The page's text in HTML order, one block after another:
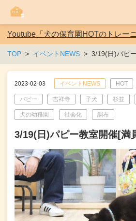
Youtube「犬の保育園HOTのトレー
TOP イベントNEWS 3/19(日)パピ
2023-02-03 イベントNEWS HOT
パピー 吉祥寺 子犬 杉並
犬の幼稚園 社会化 調布
3/19(日)パピー教室開催[満